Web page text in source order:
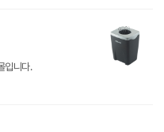
입니다.